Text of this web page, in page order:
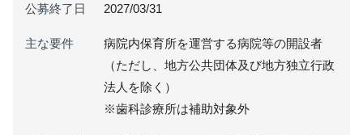
公募終了日 2027/03/31
主な要件
病院内保育所を運営する病院等の開設者
（ただし、地方公共団体及び地方独立行政
法人を除く）
※歯科診療所は補助対象外